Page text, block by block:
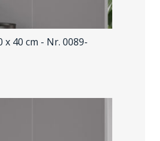
x 40 cm - Nr. 0089-